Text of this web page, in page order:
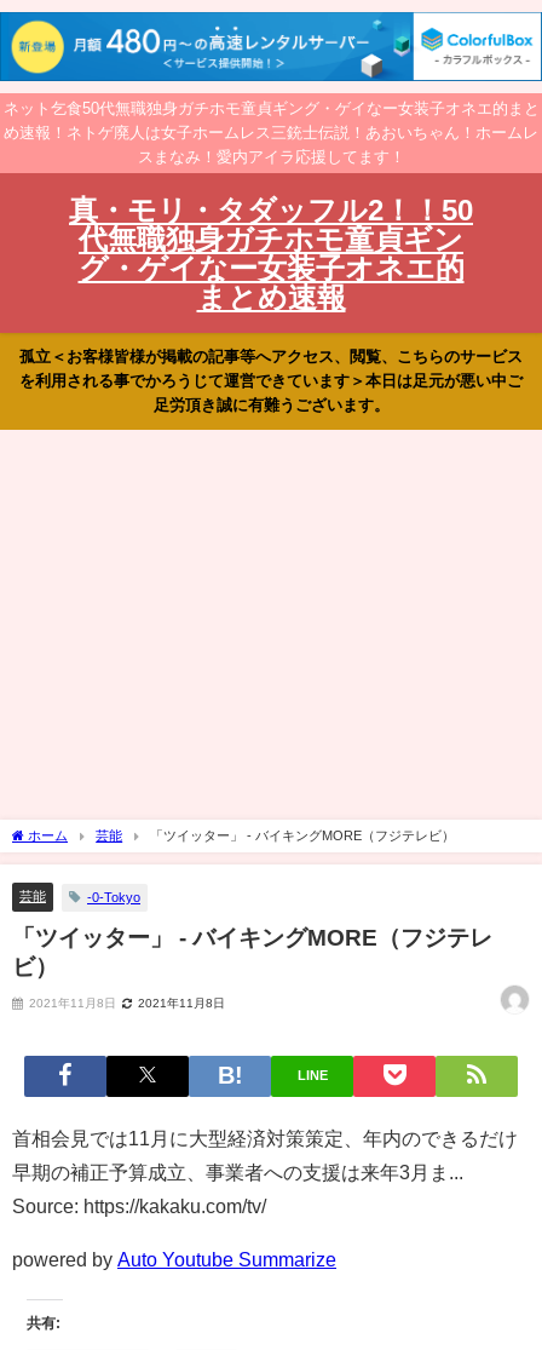
ネット乞食50代無職独身ガチホモ童貞ギング・ゲイなー女装子オネエ的まと
め速報！ネトゲ廃人は女子ホームレス三銃士伝説！あおいちゃん！ホームレ
スまなみ！愛内アイラ応援してます！
真・モリ・タダッフル2！！50
代無職独身ガチホモ童貞ギン
グ・ゲイなー女装子オネエ的
まとめ速報
孤立＜お客様皆様が掲載の記事等へアクセス、閲覧、こちらのサービス
を利用される事でかろうじて運営できています＞本日は足元が悪い中ご
足労頂き誠に有難うございます。
ホーム 芸能 「ツイッター」 - バイキングMORE（フジテレビ）
芸能 -0-Tokyo
「ツイッター」 - バイキングMORE（フジテレ
ビ）
2021年11月8日 2021年11月8日
LINE
首相会見では11月に大型経済対策策定、年内のできるだけ
早期の補正予算成立、事業者への支援は来年3月ま...
Source: https://kakaku.com/tv/
powered by Auto Youtube Summarize
共有: